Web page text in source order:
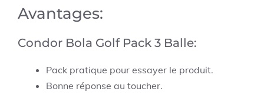
Avantages:
Condor Bola Golf Pack 3 Balle:
Pack pratique pour essayer le produit.
Bonne réponse au toucher.